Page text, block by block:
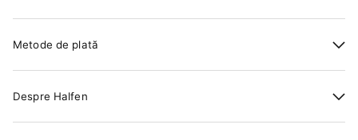
Metode de plată
Despre Halfen